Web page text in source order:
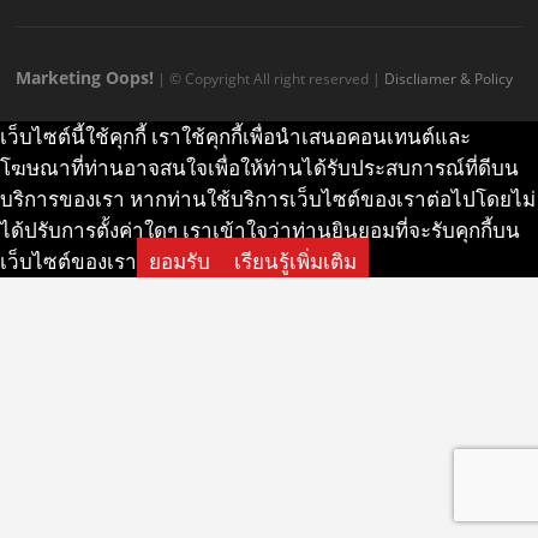
Marketing Oops! | © Copyright All right reserved | Discliamer & Policy
เว็บไซต์นี้ใช้คุกกี้ เราใช้คุกกี้เพื่อนำเสนอคอนเทนต์และ
โฆษณาที่ท่านอาจสนใจเพื่อให้ท่านได้รับประสบการณ์ที่ดีบน
บริการของเรา หากท่านใช้บริการเว็บไซต์ของเราต่อไปโดยไม่
ได้ปรับการตั้งค่าใดๆ เราเข้าใจว่าท่านยินยอมที่จะรับคุกกี้บน
เว็บไซต์ของเรา ยอมรับ เรียนรู้เพิ่มเติม